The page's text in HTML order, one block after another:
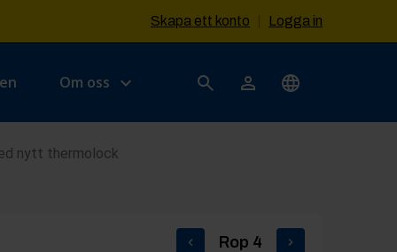
Skapa ett konto Logga in
Om oss
nytt thermolock
Rop 4